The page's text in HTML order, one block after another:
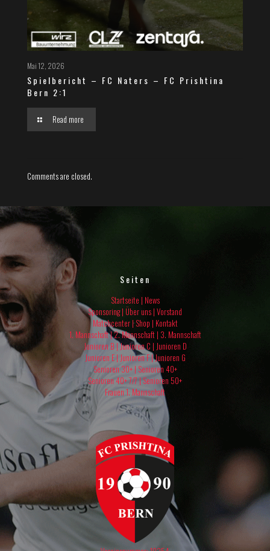
Mai 12, 2026
Spielbericht – FC Naters – FC Prishtina
Bern 2:1
Read more
Comments are closed.
Seiten
Startseite | News
Sponsoring| Über uns | Vorstand
Matchcenter|Shop | Kontakt
1. Mannschaft|2. Mannschaft| 3. Mannschaft
Junioren B |Junioren C | Junioren D
Junioren E | Junioren F |Junioren G
Senioren 30+ | Senioren 40+
Senioren 40+ 7/7 | Senioren 50+
Frauen 1. Mannschaft